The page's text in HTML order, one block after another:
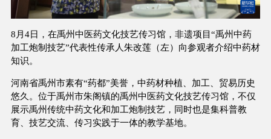
8月4日，在禹州中医药文化技艺传习馆，非遗项目“禹州中药
加工炮制技艺”代表性传承人朱改莲（左）向参观者介绍中药材
知识。
河南省禹州市素有“药都”美誉，中药材种植、加工、贸易历史
悠久。位于禹州市朱阁镇的禹州中医药文化技艺传习馆，不仅
展示禹州传统中药文化和加工炮制技艺，同时也是集科普教
育、技艺交流、传习实践于一体的教学基地。